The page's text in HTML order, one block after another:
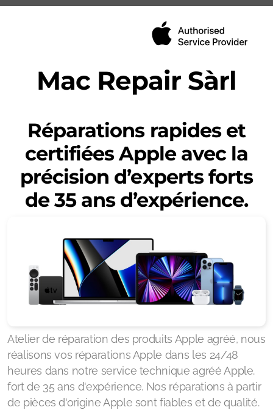
Mac Repair Sàrl
Réparations rapides et
certifiées Apple avec la
précision d’experts forts
de 35 ans d’expérience.
Atelier de réparation des produits Apple agréé, nous
réalisons vos réparations Apple dans les 24/48
heures dans notre service technique agréé Apple.
fort de 35 ans d'expérience. Nos réparations à partir
de pièces d'origine Apple sont fiables et de qualité.
AppleWatch